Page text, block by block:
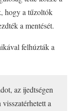
hogy a tűzoltók
a mentését.
felhúzták a
az ijedtségen
a